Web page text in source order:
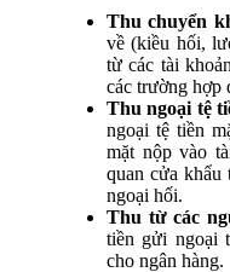
Thu chuyển
về (kiều hối,
từ các tài
các trường hợp
Thu ngoại tệ
ngoại tệ tiền
mặt nộp vào
quan cửa khẩu
ngoại hối.
Thu từ các
tiền gửi ngoại
cho ngân hàng.